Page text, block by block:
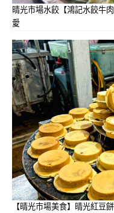
晴光市場水餃【鴻記水餃牛
愛
【晴光市場美食】晴光紅豆